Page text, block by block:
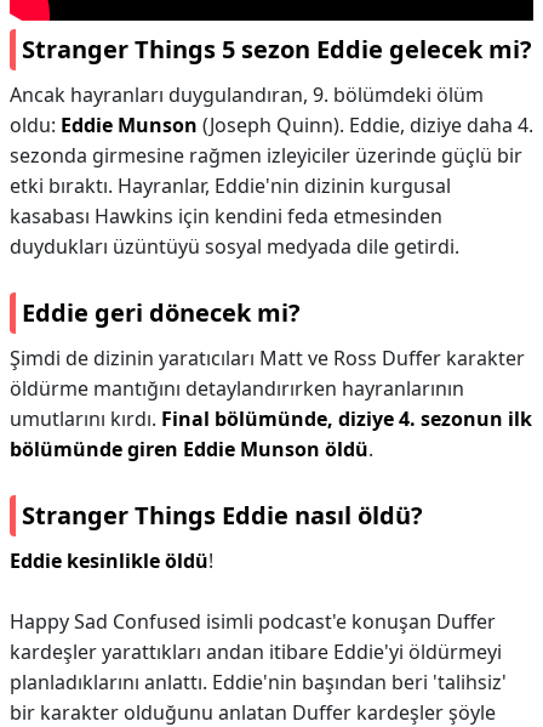
Stranger Things 5 sezon Eddie gelecek mi?
Ancak hayranları duygulandıran, 9. bölümdeki ölüm
oldu: Eddie Munson (Joseph Quinn). Eddie, diziye daha 4.
sezonda girmesine rağmen izleyiciler üzerinde güçlü bir
etki bıraktı. Hayranlar, Eddie'nin dizinin kurgusal
kasabası Hawkins için kendini feda etmesinden
duydukları üzüntüyü sosyal medyada dile getirdi.
Eddie geri dönecek mi?
Şimdi de dizinin yaratıcıları Matt ve Ross Duffer karakter
öldürme mantığını detaylandırırken hayranlarının
umutlarını kırdı. Final bölümünde, diziye 4. sezonun ilk
bölümünde giren Eddie Munson öldü.
Stranger Things Eddie nasıl öldü?
Eddie kesinlikle öldü!
Happy Sad Confused isimli podcast'e konuşan Duffer
kardeşler yarattıkları andan itibare Eddie'yi öldürmeyi
planladıklarını anlattı. Eddie'nin başından beri 'talihsiz'
bir karakter olduğunu anlatan Duffer kardeşler şöyle